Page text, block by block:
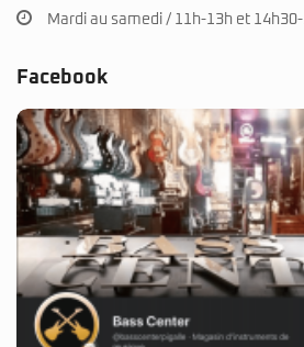
Instagram